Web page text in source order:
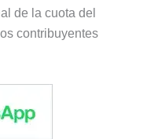
de la cuota del
contribuyentes